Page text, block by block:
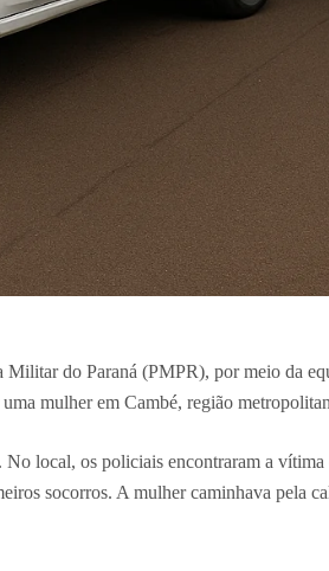
do Paraná (PMPR), por meio da
mulher em Cambé, região
local, os policiais encontraram a
socorros. A mulher caminhava pela